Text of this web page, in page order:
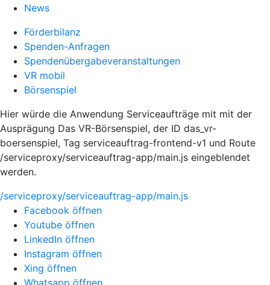
News
Förderbilanz
Spenden-Anfragen
Spendenübergabeveranstaltungen
VR mobil
Börsenspiel
Hier würde die Anwendung Serviceaufträge mit mit der
Ausprägung Das VR-Börsenspiel, der ID das_vr-
boersenspiel, Tag serviceauftrag-frontend-v1 und Route
/serviceproxy/serviceauftrag-app/main.js eingeblendet
werden.
/serviceproxy/serviceauftrag-app/main.js
Facebook öffnen
Youtube öffnen
LinkedIn öffnen
Instagram öffnen
Xing öffnen
Whatsapp öffnen